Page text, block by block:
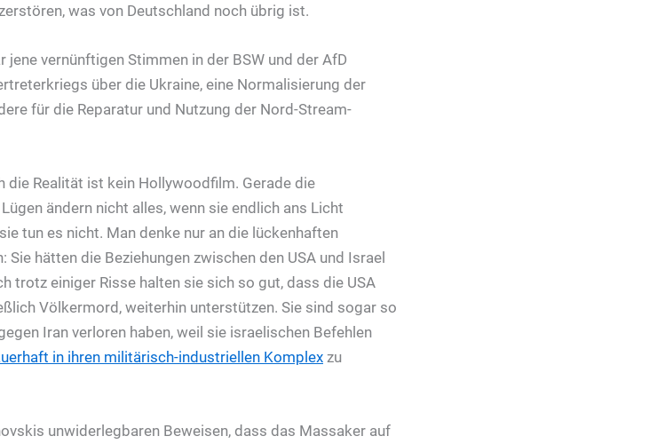
was von Deutschland noch übrig ist.
vernünftigen Stimmen in der BSW und der AfD
über die Ukraine, eine Normalisierung der
für die Reparatur und Nutzung der Nord-Stream-
die Realität ist kein Hollywoodfilm. Gerade die
ändern nicht alles, wenn sie endlich ans Licht
tun es nicht. Man denke nur an die lückenhaften
hätten die Beziehungen zwischen den USA und Israel
trotz einiger Risse halten sie sich so gut, dass die USA
Völkermord, weiterhin unterstützen. Sie sind sogar so
Iran verloren haben, weil sie israelischen Befehlen
in ihren militärisch-industriellen Komplexzu
unwiderlegbaren Beweisen, dass das Massaker auf